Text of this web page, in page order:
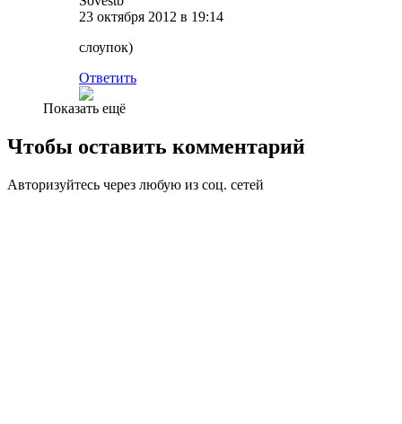
23 октября 2012 в 19:14
слоупок)
Ответить
Показать ещё
Чтобы оставить комментарий
Авторизуйтесь через любую из соц. сетей